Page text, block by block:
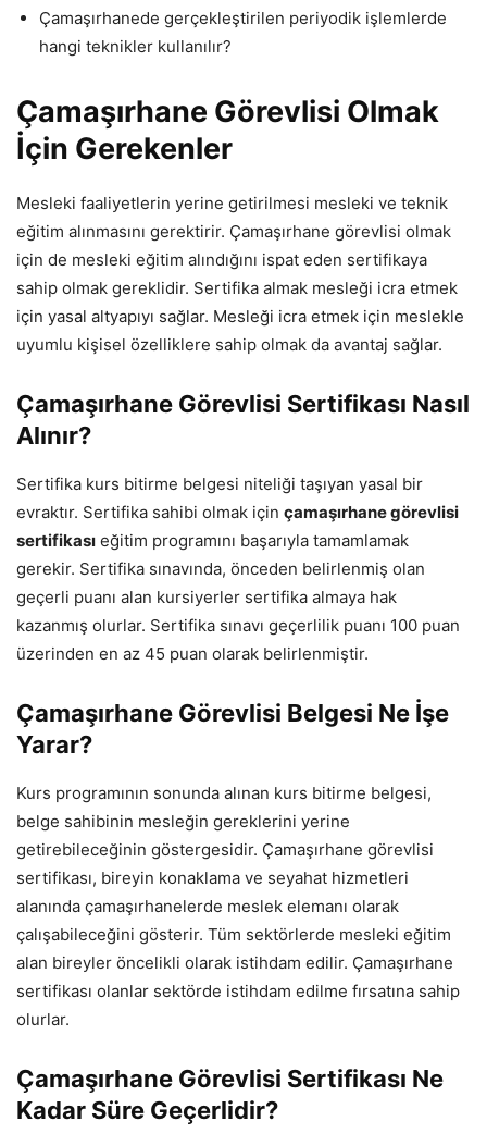
Çamaşırhanede gerçekleştirilen periyodik işlemlerde
hangi teknikler kullanılır?
Çamaşırhane Görevlisi Olmak
İçin Gerekenler
Mesleki faaliyetlerin yerine getirilmesi mesleki ve teknik
eğitim alınmasını gerektirir. Çamaşırhane görevlisi olmak
için de mesleki eğitim alındığını ispat eden sertifikaya
sahip olmak gereklidir. Sertifika almak mesleği icra etmek
için yasal altyapıyı sağlar. Mesleği icra etmek için meslekle
uyumlu kişisel özelliklere sahip olmak da avantaj sağlar.
Çamaşırhane Görevlisi Sertifikası Nasıl
Alınır?
Sertifika kurs bitirme belgesi niteliği taşıyan yasal bir
evraktır. Sertifika sahibi olmak için çamaşırhane görevlisi
sertifikası eğitim programını başarıyla tamamlamak
gerekir. Sertifika sınavında, önceden belirlenmiş olan
geçerli puanı alan kursiyerler sertifika almaya hak
kazanmış olurlar. Sertifika sınavı geçerlilik puanı 100 puan
üzerinden en az 45 puan olarak belirlenmiştir.
Çamaşırhane Görevlisi Belgesi Ne İşe
Yarar?
Kurs programının sonunda alınan kurs bitirme belgesi,
belge sahibinin mesleğin gereklerini yerine
getirebileceğinin göstergesidir. Çamaşırhane görevlisi
sertifikası, bireyin konaklama ve seyahat hizmetleri
alanında çamaşırhanelerde meslek elemanı olarak
çalışabileceğini gösterir. Tüm sektörlerde mesleki eğitim
alan bireyler öncelikli olarak istihdam edilir. Çamaşırhane
sertifikası olanlar sektörde istihdam edilme fırsatına sahip
olurlar.
Çamaşırhane Görevlisi Sertifikası Ne
Kadar Süre Geçerlidir?